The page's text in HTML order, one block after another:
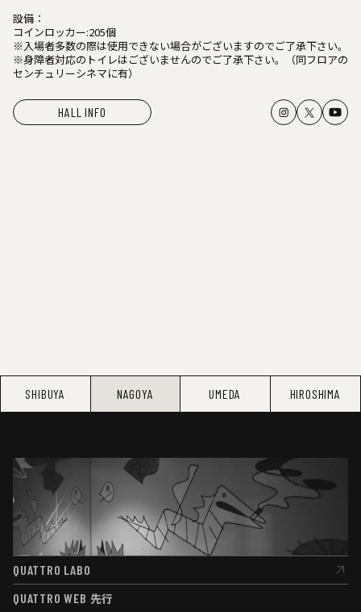
設備：
コインロッカー:205個
※入場者多数の際は使用できない場合がございますのでご了承下さい。
※身障者対応のトイレはございませんのでご了承下さい。（同フロアの
センチュリーシネマに有）
HALL INFO
SHIBUYA NAGOYA UMEDA HIROSHIMA
QUATTRO LABO
QUATTRO LABO
QUATTRO WEB 先行